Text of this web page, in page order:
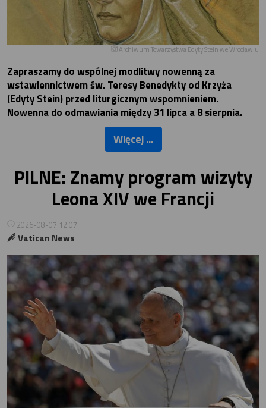
Archiwum Towarzystwa Edyty Stein we Wrocławiu
Zapraszamy do wspólnej modlitwy nowenną za
wstawiennictwem św. Teresy Benedykty od Krzyża
(Edyty Stein) przed liturgicznym wspomnieniem.
Nowenna do odmawiania między 31 lipca a 8 sierpnia.
Więcej ...
PILNE: Znamy program wizyty
Leona XIV we Francji
2026-08-07 12:07
Vatican News